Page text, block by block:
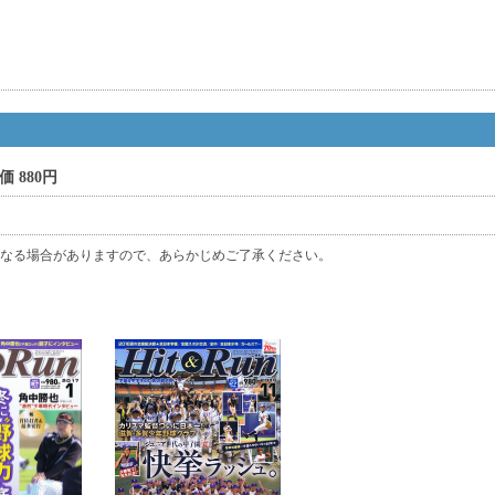
880円
場合がありますので、あらかじめご了承ください。